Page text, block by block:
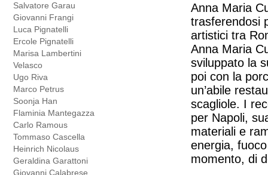
Salvatore Garau
Giovanni Frangi
Luca Pignatelli
Ercole Pignatelli
Marisa Lambertini
Velasco
Ugo Riva
Marco Petrus
Soonja Han
Flaminia Mantegazza
Carlo Ramous
Tommaso Cascella
Heinrich Nicolaus
Geraldina Garattoni
Giovanni Calabrese
Anna Maria
trasferendosi
artistici tra
Anna Maria
sviluppato la
poi con la
un’abile
scagliole. I
per Napoli,
materiali e
energia,
momento, di